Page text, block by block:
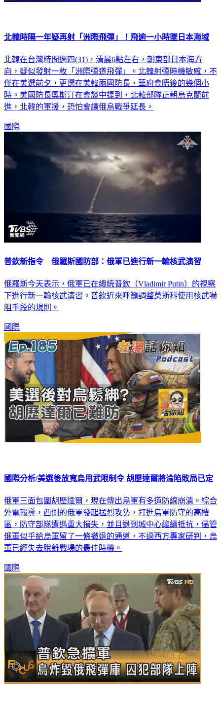
北韓時隔一年疑再射「洲際飛彈」！飛逾一小時墜日本海域
北韓在台灣時間週四(31)，清晨6點左右，朝東部日本海方
向，疑似發射一枚「洲際彈道飛彈」。北韓射彈時機敏感，不
僅在美選前夕，更選在美韓兩國防長，華府會晤後的幾個小
時。美國防長奧斯汀在會談中提到，北韓部隊正朝烏克蘭前
進，北韓的軍援，恐怕會讓俄烏戰爭延長。
國際
普欽新指令 俄羅斯國防部：俄軍已進行新一輪核武演習
俄羅斯今天表示，俄軍已在總統普欽（Vladimir Putin）的視察
下進行新一輪核武演習。普欽近來呼籲調整莫斯科使用核武嚇
阻手段的規則。
國際
國際分析/美選後放寬烏用武限制令 胡歷達爾將淪陷敗局已定
俄軍三面包圍胡歷達爾，現在傳出烏軍有多道防線崩潰。綜合
外電報導，西側的俄軍發起猛烈攻勢，打進烏軍防守的高樓
區，防守部隊遭遇重大損失，並且退到城中心繼續抵抗，儘管
俄軍似乎給烏軍留了一條撤退的通道，不過西方專家研判，烏
軍已經失去脫離戰場的最佳時機。
國際